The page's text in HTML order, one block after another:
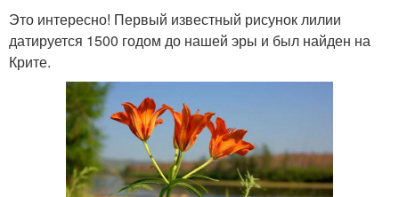
Это интересно! Первый известный рисунок лилии
датируется 1500 годом до нашей эры и был найден на
Крите.